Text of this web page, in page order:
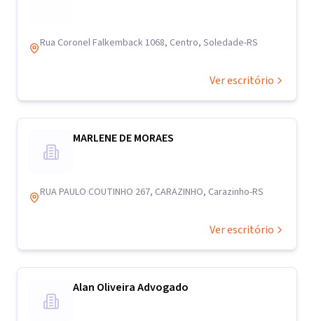
Rua Coronel Falkemback 1068, Centro, Soledade-RS
Ver escritório
MARLENE DE MORAES
RUA PAULO COUTINHO 267, CARAZINHO, Carazinho-RS
Ver escritório
Alan Oliveira Advogado